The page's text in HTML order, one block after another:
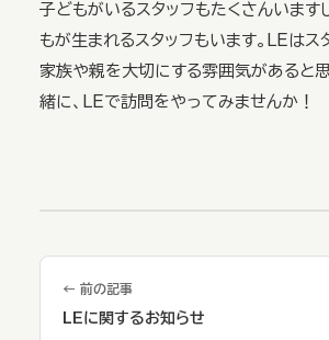
子どもがいるスタッフもたくさんいます
もが生まれるスタッフもいます。LEはス
家族や親を大切にする雰囲気があると
緒に、LEで訪問をやってみませんか！
← 前の記事
LEに関するお知らせ